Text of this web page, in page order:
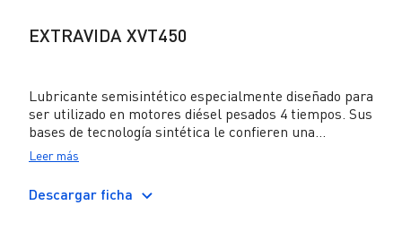
EXTRAVIDA XVT450
Lubricante semisintético especialmente diseñado para
ser utilizado en motores diésel pesados 4 tiempos. Sus
bases de tecnología sintética le confieren una
excelente resistencia a la oxidación que permite
alcanzar periodos de drenaje extendidos. También
bajas temperaturas, especialmente en condición de
Leer más
Descargar ficha